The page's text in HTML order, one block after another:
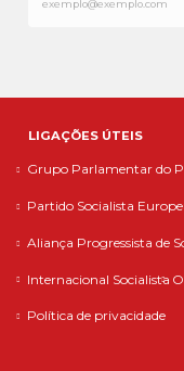
LIGAÇÕES ÚTEIS
Grupo Parlamentar do
Partido Socialista
Aliança Progressista de
Internacional Socialista
Política de privacidade